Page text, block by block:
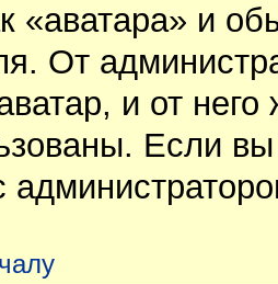
«аватара» и
От
и от него
Если